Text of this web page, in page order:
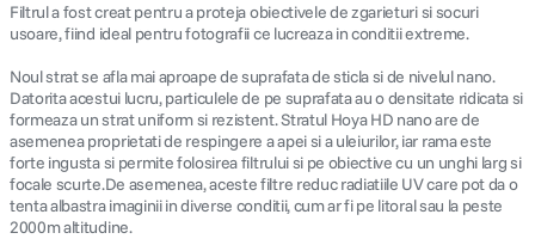
Filtrul a fost creat pentru a proteja obiectivele de zgarieturi si socuri
usoare, fiind ideal pentru fotografii ce lucreaza in conditii extreme.
Noul strat se afla mai aproape de suprafata de sticla si de nivelul nano.
Datorita acestui lucru, particulele de pe suprafata au o densitate ridicata si
formeaza un strat uniform si rezistent. Stratul Hoya HD nano are de
asemenea proprietati de respingere a apei si a uleiurilor, iar rama este
forte ingusta si permite folosirea filtrului si pe obiective cu un unghi larg si
focale scurte.De asemenea, aceste filtre reduc radiatiile UV care pot da o
tenta albastra imaginii in diverse conditii, cum ar fi pe litoral sau la peste
2000m altitudine.